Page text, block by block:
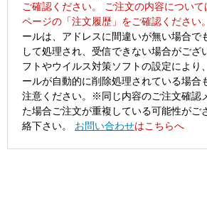
ご確認ください。
ご注文の内容につい
ページの「注文履歴」をご確認ください。
ールは、アドレスに間違いが無い場合で
して処理され、受信できない場合がござ
フトやウイルス対策ソフトの設定により
ールが自動的に削除処理されている場合
注意ください。
※同じ内容のご注文確認
た場合ご注文が重複している可能性がご
絡下さい。
お問い合わせはこちらへ